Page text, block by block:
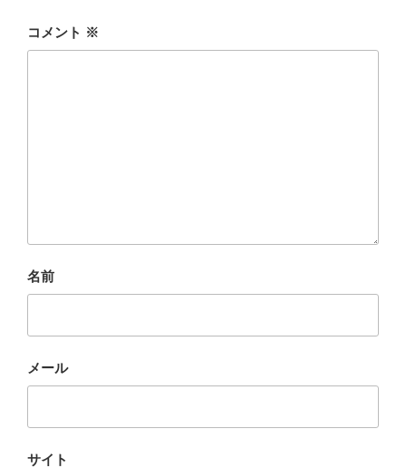
コメント ※
名前
メール
サイト